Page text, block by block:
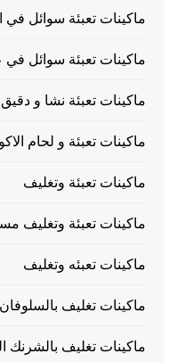
ماكينات تعبئة سوائل في
ماكينات تعبئة سوائل
ماكينات تعبئة نشا و
ماكينات تعبئة و لحام
ماكينات تعبئة وتغليف
ماكينات تعبئة وتغليف
ماكينات تعبئه وتغليف
ماكينات تغليف
ماكينات تغليف بالشرنك